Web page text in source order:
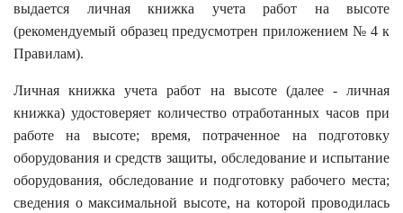
выдается личная книжка учета работ на высоте
(рекомендуемый образец предусмотрен приложением № 4 к
Правилам).
Личная книжка учета работ на высоте (далее - личная
книжка) удостоверяет количество отработанных часов при
работе на высоте; время, потраченное на подготовку
оборудования и средств защиты, обследование и испытание
оборудования, обследование и подготовку рабочего места;
сведения о максимальной высоте, на которой проводилась